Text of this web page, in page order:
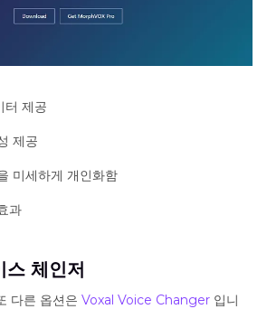
터 제공
제공
미세하게 개인화함
과
체인저
다른 옵션은 Voxal Voice Changer 입니